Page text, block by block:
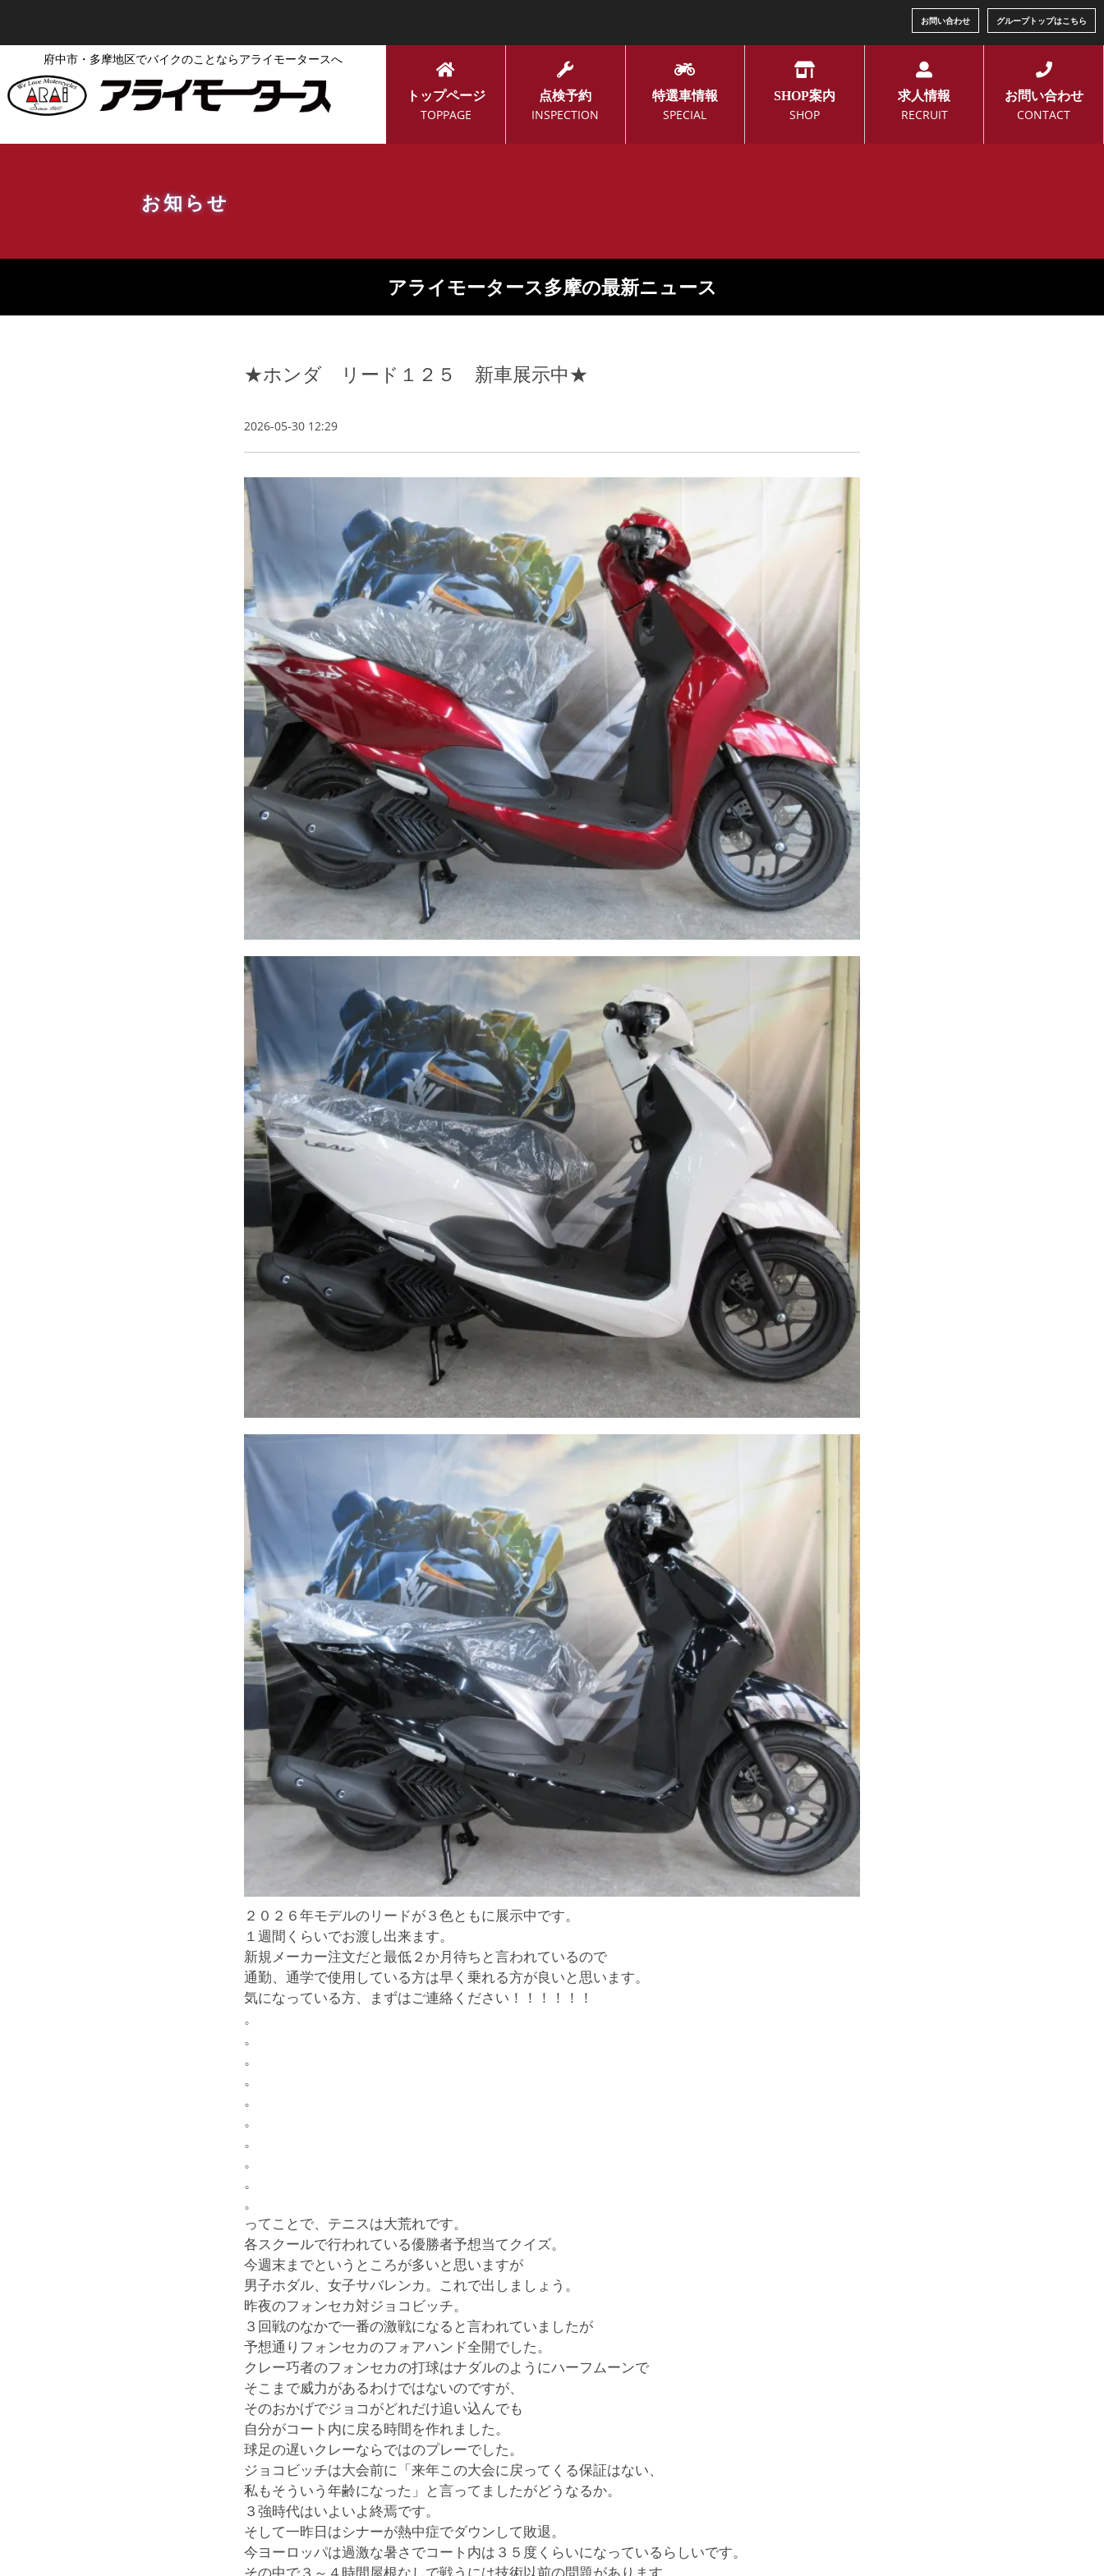
お問い合わせ グループトップはこちら
府中市・多摩地区でバイクのことならアライモータースへ
トップページ
TOPPAGE
点検予約
INSPECTION
特選車情報
SPECIAL
SHOP案内
SHOP
求人情報
RECRUIT
お問い合わせ
CONTACT
お知らせ
アライモータース多摩の最新ニュース
★ホンダ リード１２５ 新車展示中★
2026-05-30 12:29
２０２６年モデルのリードが３色ともに展示中です。
１週間くらいでお渡し出来ます。
新規メーカー注文だと最低２か月待ちと言われているので
通勤、通学で使用している方は早く乗れる方が良いと思います。
気になっている方、まずはご連絡ください！！！！！！
。
。
。
。
。
。
。
。
。
。
ってことで、テニスは大荒れです。
各スクールで行われている優勝者予想当てクイズ。
今週末までというところが多いと思いますが
男子ホダル、女子サバレンカ。これで出しましょう。
昨夜のフォンセカ対ジョコビッチ。
３回戦のなかで一番の激戦になると言われていましたが
予想通りフォンセカのフォアハンド全開でした。
クレー巧者のフォンセカの打球はナダルのようにハーフムーンで
そこまで威力があるわけではないのですが、
そのおかげでジョコがどれだけ追い込んでも
自分がコート内に戻る時間を作れました。
球足の遅いクレーならではのプレーでした。
ジョコビッチは大会前に「来年この大会に戻ってくる保証はない、
私もそういう年齢になった」と言ってましたがどうなるか。
３強時代はいよいよ終焉です。
そして一昨日はシナーが熱中症でダウンして敗退。
今ヨーロッパは過激な暑さでコート内は３５度くらいになっているらしいです。
その中で３～４時間屋根なしで戦うには技術以前の問題があります。